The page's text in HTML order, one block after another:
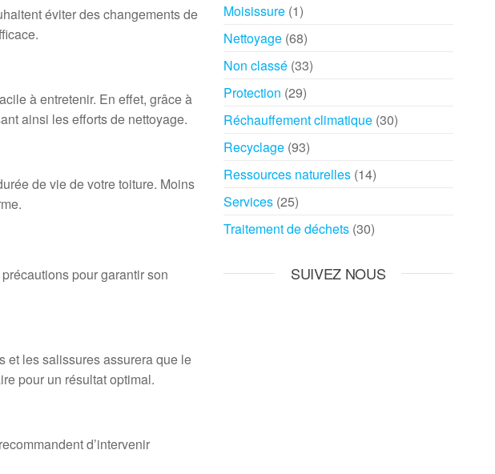
éviter des changements de
à entretenir. En effet, grâce à
ainsi les efforts de nettoyage.
de vie de votre toiture. Moins
pour garantir son
et les salissures assurera que le
pour un résultat optimal.
d’intervenir
Moisissure(1)
Nettoyage(68)
Non classé(33)
Protection (29)
Réchauffement climatique(30)
Recyclage(93)
Ressources naturelles(14)
Services(25)
Traitement de déchets(30)
SUIVEZ NOUS